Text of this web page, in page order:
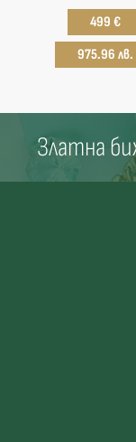
499 €
975.96 лв.
Златна